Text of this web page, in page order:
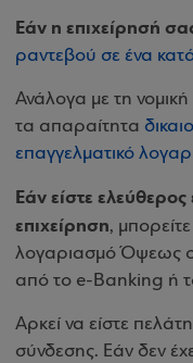
Εάν η επιχείρησή
ραντεβού σε ένα
Ανάλογα με τη
τα απαραίτητα
επαγγελματικό
Εάν είστε
επιχείρηση,
λογαριασμό Όψεως
από το e-Banking ή
Αρκεί να είστε
σύνδεσης. Εάν δεν